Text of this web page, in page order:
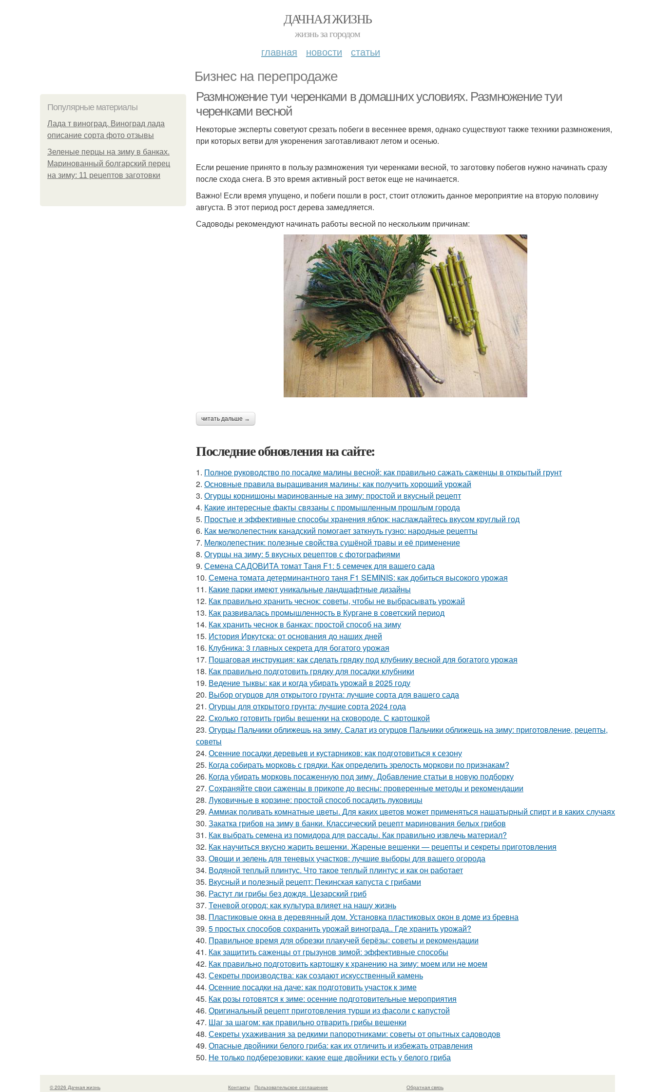
ДАЧНАЯ ЖИЗНЬ
жизнь за городом
главная новости статьи
Бизнес на перепродаже
Популярные материалы
Лада т виноград. Виноград лада
описание сорта фото отзывы
Зеленые перцы на зиму в банках.
Маринованный болгарский перец
на зиму: 11 рецептов заготовки
Размножение туи черенками в домашних условиях. Размножение туи
черенками весной
Некоторые эксперты советуют срезать побеги в весеннее время, однако существуют также техники размножения,
при которых ветви для укоренения заготавливают летом и осенью.
Если решение принято в пользу размножения туи черенками весной, то заготовку побегов нужно начинать сразу
после схода снега. В это время активный рост веток еще не начинается.
Важно! Если время упущено, и побеги пошли в рост, стоит отложить данное мероприятие на вторую половину
августа. В этот период рост дерева замедляется.
Садоводы рекомендуют начинать работы весной по нескольким причинам:
читать дальше →
Последние обновления на сайте:
1. Полное руководство по посадке малины весной: как правильно сажать саженцы в открытый грунт
2. Основные правила выращивания малины: как получить хороший урожай
3. Огурцы корнишоны маринованные на зиму: простой и вкусный рецепт
4. Какие интересные факты связаны с промышленным прошлым города
5. Простые и эффективные способы хранения яблок: наслаждайтесь вкусом круглый год
6. Как мелколепестник канадский помогает заткнуть гузно: народные рецепты
7. Мелколепестник: полезные свойства сушёной травы и её применение
8. Огурцы на зиму: 5 вкусных рецептов с фотографиями
9. Семена САДОВИТА томат Таня F1: 5 семечек для вашего сада
10. Семена томата детерминантного таня F1 SEMINIS: как добиться высокого урожая
11. Какие парки имеют уникальные ландшафтные дизайны
12. Как правильно хранить чеснок: советы, чтобы не выбрасывать урожай
13. Как развивалась промышленность в Кургане в советский период
14. Как хранить чеснок в банках: простой способ на зиму
15. История Иркутска: от основания до наших дней
16. Клубника: 3 главных секрета для богатого урожая
17. Пошаговая инструкция: как сделать грядку под клубнику весной для богатого урожая
18. Как правильно подготовить грядку для посадки клубники
19. Ведение тыквы: как и когда убирать урожай в 2025 году
20. Выбор огурцов для открытого грунта: лучшие сорта для вашего сада
21. Огурцы для открытого грунта: лучшие сорта 2024 года
22. Сколько готовить грибы вешенки на сковороде. С картошкой
23. Огурцы Пальчики оближешь на зиму. Салат из огурцов Пальчики оближешь на зиму: приготовление, рецепты,
советы
24. Осенние посадки деревьев и кустарников: как подготовиться к сезону
25. Когда собирать морковь с грядки. Как определить зрелость моркови по признакам?
26. Когда убирать морковь посаженную под зиму. Добавление статьи в новую подборку
27. Сохраняйте свои саженцы в прикопе до весны: проверенные методы и рекомендации
28. Луковичные в корзине: простой способ посадить луковицы
29. Аммиак поливать комнатные цветы. Для каких цветов может применяться нашатырный спирт и в каких случаях
30. Закатка грибов на зиму в банки. Классический рецепт маринования белых грибов
31. Как выбрать семена из помидора для рассады. Как правильно извлечь материал?
32. Как научиться вкусно жарить вешенки. Жареные вешенки — рецепты и секреты приготовления
33. Овощи и зелень для теневых участков: лучшие выборы для вашего огорода
34. Водяной теплый плинтус. Что такое теплый плинтус и как он работает
35. Вкусный и полезный рецепт: Пекинская капуста с грибами
36. Растут ли грибы без дождя. Цезарский гриб
37. Теневой огород: как культура влияет на нашу жизнь
38. Пластиковые окна в деревянный дом. Установка пластиковых окон в доме из бревна
39. 5 простых способов сохранить урожай винограда.. Где хранить урожай?
40. Правильное время для обрезки плакучей берёзы: советы и рекомендации
41. Как защитить саженцы от грызунов зимой: эффективные способы
42. Как правильно подготовить картошку к хранению на зиму: моем или не моем
43. Секреты производства: как создают искусственный камень
44. Осенние посадки на даче: как подготовить участок к зиме
45. Как розы готовятся к зиме: осенние подготовительные мероприятия
46. Оригинальный рецепт приготовления турши из фасоли с капустой
47. Шаг за шагом: как правильно отварить грибы вешенки
48. Секреты ухаживания за редкими папоротниками: советы от опытных садоводов
49. Опасные двойники белого гриба: как их отличить и избежать отравления
50. Не только подберезовики: какие еще двойники есть у белого гриба
© 2026 Дачная жизнь Контакты Пользовательское соглашение Обратная связь